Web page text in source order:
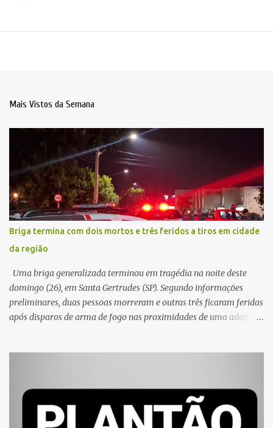
Mais Vistos da Semana
Briga termina com dois mortos e três feridos a tiros em cidade
da região
Uma briga generalizada terminou em tragédia na noite deste
domingo (26), em Santa Gertrudes (SP). Segundo informações
preliminares, duas pessoas morreram e outras três ficaram feridas
após disparos de arma de fogo nas proximidades de uma adega. O
diversos disparos. Duas vítimas morreram ainda no local. Outras
três pessoas foram baleadas e socorridas. Até o momento, não
foram divulgadas informações oficiais sobre o estado de saúde dos